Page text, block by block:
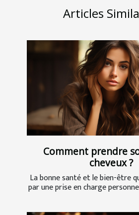
Articles
Comment prendre
cheveux ?
La bonne santé et le bien-être
par une prise en charge